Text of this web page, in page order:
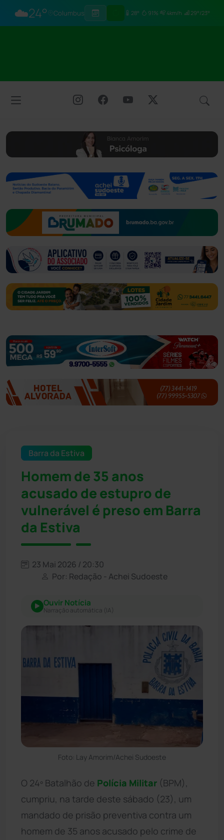
☁️24° Columbus 28° 91% 4km/h 29°/23°
Barra da Estiva
Homem de 35 anos
acusado de estupro de
vulnerável é preso em Barra
da Estiva
23 Mai 2026 / 20:30
Por: Redação - Achei Sudoeste
Ouvir Notícia
Narração automática (IA)
Foto: Lay Amorim/Achei Sudoeste
O 24º Batalhão de Polícia Militar (BPM),
cumpriu, na tarde deste sábado (23), um
mandado de prisão preventiva contra um
homem de 35 anos acusado pelo crime de